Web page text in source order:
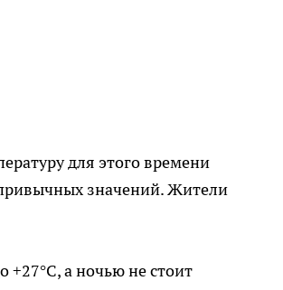
для этого времени
значений. Жители
+27°C, а ночью не стоит